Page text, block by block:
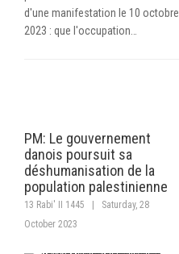
d'une manifestation le 10 octobre
2023 : que l'occupation…
PM: Le gouvernement
danois poursuit sa
déshumanisation de la
population palestinienne
13 Rabi' II 1445
Saturday, 28
October 2023